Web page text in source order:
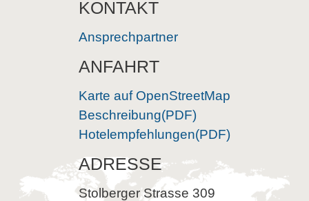
KONTAKT
Ansprechpartner
ANFAHRT
Karte auf OpenStreetMap
Beschreibung(PDF)
Hotelempfehlungen(PDF)
ADRESSE
Stolberger Strasse 309